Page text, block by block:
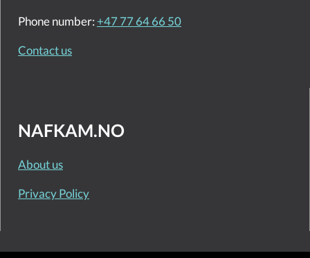
Phone number:+47 77 64 66 50
Contact us
NAFKAM.NO
About us
Privacy Policy